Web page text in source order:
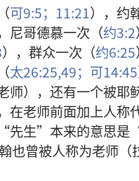
可9:5； 11:21），约
尼哥德慕一次（约3:2
），群众一次（约6:25
太26:25,49； 可14:45
），还有一个被耶
在老师前面加上人称
先生”本来的意思是
也曾被人称为老师（